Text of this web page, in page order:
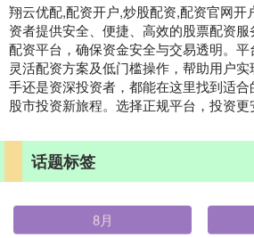
翔云优配,配资开户,炒股配资,配资官网开
资者提供安全、便捷、高效的股票配资
配资平台，确保资金安全与交易透明。平
灵活配资方案及低门槛操作，帮助用户
手还是资深投资者，都能在这里找到适
股市投资新旅程。选择正规平台，投资更
话题标签
8月